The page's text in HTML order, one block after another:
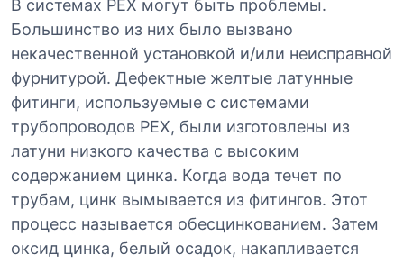
В системах PEX могут быть проблемы.
Большинство из них было вызвано
некачественной установкой и/или неисправной
фурнитурой. Дефектные желтые латунные
фитинги, используемые с системами
трубопроводов PEX, были изготовлены из
латуни низкого качества с высоким
содержанием цинка. Когда вода течет по
трубам, цинк вымывается из фитингов. Этот
процесс называется обесцинкованием. Затем
оксид цинка, белый осадок, накапливается